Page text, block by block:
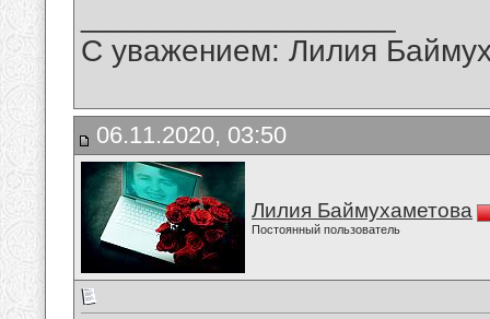
С уважением: Лилия
06.11.2020, 03:50
Лилия Баймухаметова
Постоянный пользователь